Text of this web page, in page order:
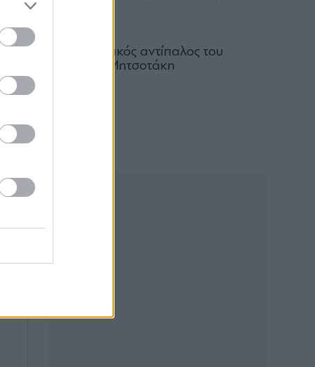
Ο πραγματικός αντίπαλος του
Κυριάκου Μητσοτάκη